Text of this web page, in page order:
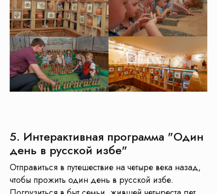
5. Интерактивная программа "Один
день в русской избе"
Отправиться в путешествие на четыре века назад,
чтобы прожить один день в русской избе.
Транспорт
Менеджеры КП «Маршруты»
с опытом работы от8 летв детском
Музеи
Бесплатная консультация
!